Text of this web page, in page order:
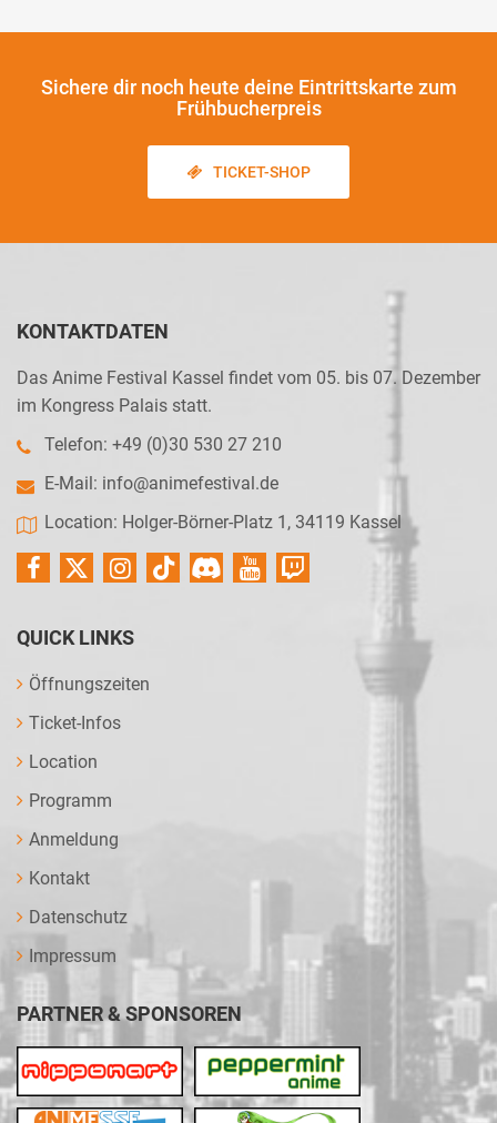
Sichere dir noch heute deine Eintrittskarte zum
Frühbucherpreis
TICKET-SHOP
KONTAKTDATEN
Das Anime Festival Kassel findet vom 05. bis 07. Dezember
im Kongress Palais statt.
Telefon: +49 (0)30 530 27 210
E-Mail: info@animefestival.de
Location: Holger-Börner-Platz 1, 34119 Kassel
QUICK LINKS
Öffnungszeiten
Ticket-Infos
Location
Programm
Anmeldung
Kontakt
Datenschutz
Impressum
PARTNER & SPONSOREN